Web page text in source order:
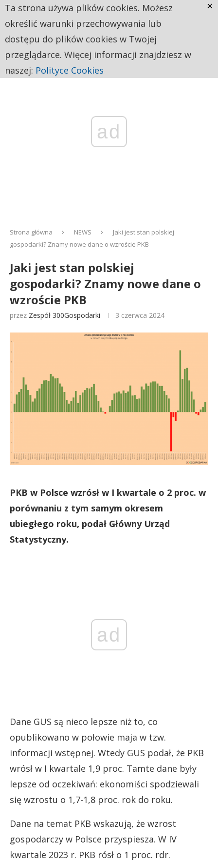
ad
Strona główna NEWS
Jaki jest stan polskiej
gospodarki? Znamy nowe dane o wzroście PKB
Jaki jest stan polskiej
gospodarki? Znamy nowe dane o
wzroście PKB
przez Zespół 300Gospodarki 3 czerwca 2024
PKB w Polsce wzrósł w I kwartale o 2 proc. w
porównaniu z tym samym okresem
ubiegłego roku, podał Główny Urząd
Statystyczny.
ad
Dane GUS są nieco lepsze niż to, co
opublikowano w połowie maja w tzw.
informacji wstępnej. Wtedy GUS podał, że PKB
wrósł w I kwartale 1,9 proc. Tamte dane były
lepsze od oczekiwań: ekonomiści spodziewali
się wzrostu o 1,7-1,8 proc. rok do roku.
Dane na temat PKB wskazują, że wzrost
gospodarczy w Polsce przyspiesza. W IV
kwartale 2023 r. PKB rósł o 1 proc. rdr.
Ta strona używa plików cookies. Możesz
określić warunki przechowywania lub
dostępu do plików cookies w Twojej
przeglądarce. Więcej informacji znajdziesz w
naszej: Polityce Cookies
×